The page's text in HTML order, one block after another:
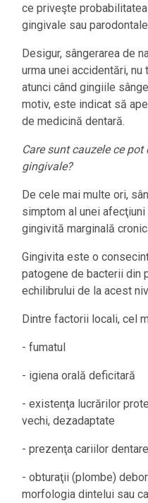
ce priveşte
gingivale sau
Desigur, sângerarea de
urma unei accidentări,
atunci când gingiile
motiv, este indicat să
de medicină dentară.
Care sunt cauzele ce
gingivale?
De cele mai multe ori,
simptom al unei
gingivită marginală
Gingivita este o
patogene de bacterii din
echilibrului de la acest
Dintre factorii locali, cel
- fumatul
- igiena orală deficitară
- existenţa lucrărilor
vechi, dezadaptate
- prezenţa cariilor
- obturaţii (plombe)
morfologia dintelui sau